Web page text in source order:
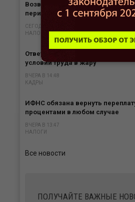
Возврат товаров не может быть
периода
СЕГОДНЯ В 10:49
НАЛОГИ
Ответственность работодателя
условий труда в жару
ВЧЕРА В 14:48
КАДРЫ
ИФНС обязана вернуть
процентами в любом случае
ВЧЕРА В 13:47
НАЛОГИ
Все новости
ПОЛУЧАЙТЕ ВАЖНЫЕ